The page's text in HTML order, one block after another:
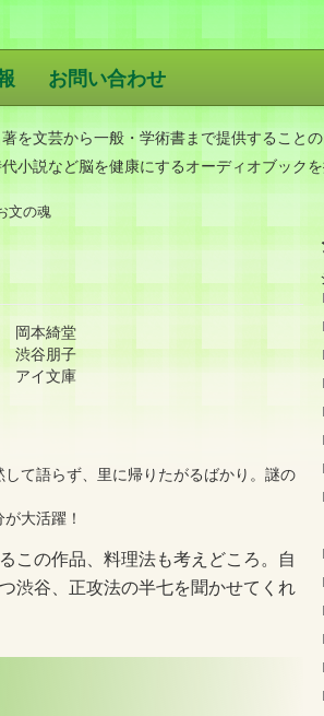
お問い合わせ
を文芸から一般・学術書まで提供すること
小説など脳を健康にするオーディオブックを
文の魂
岡本綺堂
渋谷朋子
アイ文庫
て語らず、里に帰りたがるばかり。謎の
大活躍！
この作品、料理法も考えどころ。自
渋谷、正攻法の半七を聞かせてくれ